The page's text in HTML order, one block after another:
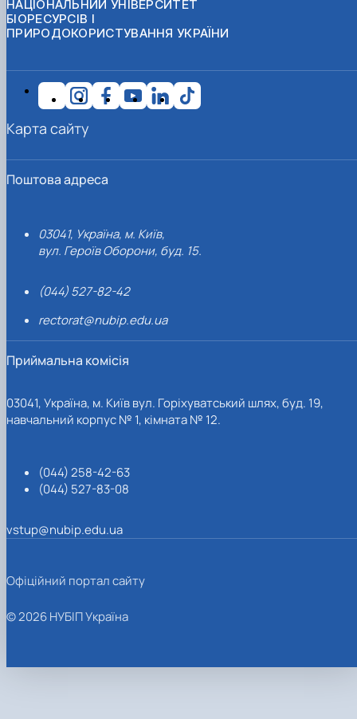
НАЦІОНАЛЬНИЙ УНІВЕРСИТЕТ
БІОРЕСУРСІВ І
ПРИРОДОКОРИСТУВАННЯ УКРАЇНИ
Поштова адреса
03041, Україна, м. Київ,
вул. Героїв Оборони, буд. 15.
(044) 527-82-42
rectorat@nubip.edu.ua
Приймальна комісія
03041, Україна, м. Київ вул. Горіхуватський шлях, буд. 19,
навчальний корпус № 1, кімната № 12.
(044) 258-42-63
(044) 527-83-08
vstup@nubip.edu.ua
Карта сайту
Офіційний портал сайту
© 2026 НУБІП Україна